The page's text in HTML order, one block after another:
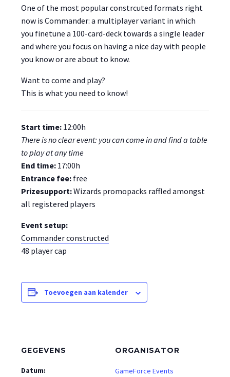
One of the most popular constrcuted formats right
now is Commander: a multiplayer variant in which
you finetune a 100-card-deck towards a single leader
and where you focus on having a nice day with people
you know or are about to know.
Want to come and play?
This is what you need to know!
Start time: 12:00h
There is no clear event: you can come in and find a table
to play at any time
End time: 17:00h
Entrance fee: free
Prizesupport:Wizards promopacks raffled amongst
all registered players
Event setup:
Commander constructed
48 player cap
Toevoegen aan kalender
GEGEVENS
Datum:
ORGANISATOR
GameForce Events